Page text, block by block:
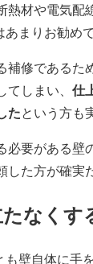
熱材や電気配
まりお勧めで
補修であるた
しまい、 仕
たという方も
必要がある壁
た方が確実
なくす
壁自体に手